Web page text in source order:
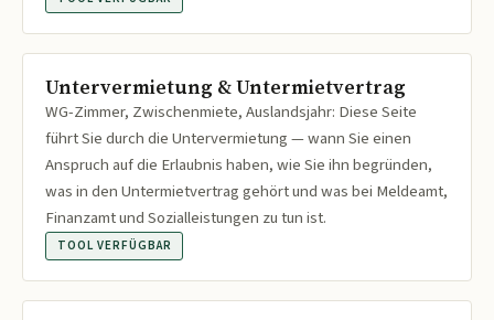
Untervermietung & Untermietvertrag
WG-Zimmer, Zwischenmiete, Auslandsjahr: Diese Seite
führt Sie durch die Untervermietung — wann Sie einen
Anspruch auf die Erlaubnis haben, wie Sie ihn begründen,
was in den Untermietvertrag gehört und was bei Meldeamt,
Finanzamt und Sozialleistungen zu tun ist.
TOOL VERFÜGBAR